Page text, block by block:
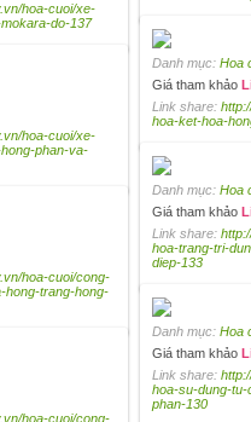
hoa-cuoi/xe-
do-137
Danh mục: Hoa
Giá tham khảo
Link share:
hoa-ket-hoa-
hoa-cuoi/xe-
phan-va-
Danh mục: Hoa
Giá tham khảo
Link share:
hoa-trang-tri-
diep-133
hoa-cuoi/cong-
hong-trang-hong-
Danh mục: Hoa
Giá tham khảo
Link share:
hoa-su-dung-
phan-130
hoa-cuoi/cong-